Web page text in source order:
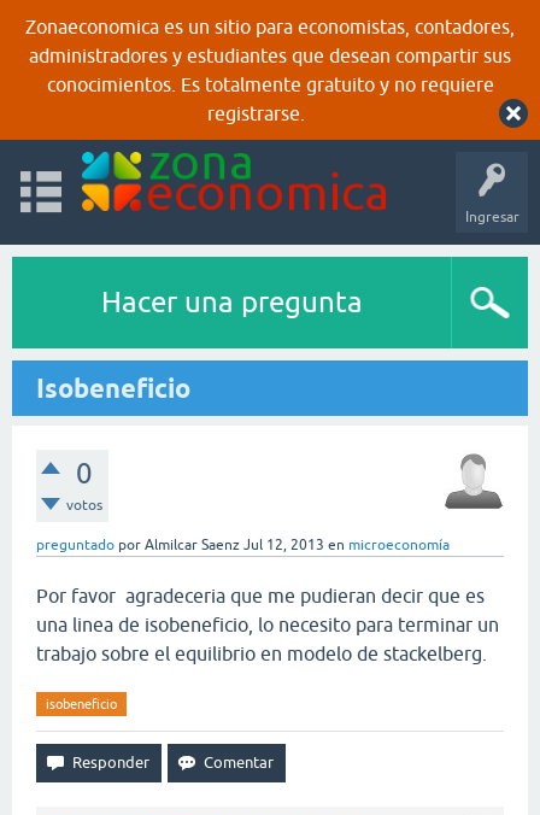
Zonaeconomica es un sitio para economistas, contadores,
administradores y estudiantes que desean compartir sus
conocimientos. Es totalmente gratuito y no requiere
registrarse.
Ingresar
Hacer una pregunta
Isobeneficio
0
votos
preguntado por Almilcar Saenz Jul 12, 2013 en microeconomía
Por favor agradeceria que me pudieran decir que es
una linea de isobeneficio, lo necesito para terminar un
trabajo sobre el equilibrio en modelo de stackelberg.
isobeneficio